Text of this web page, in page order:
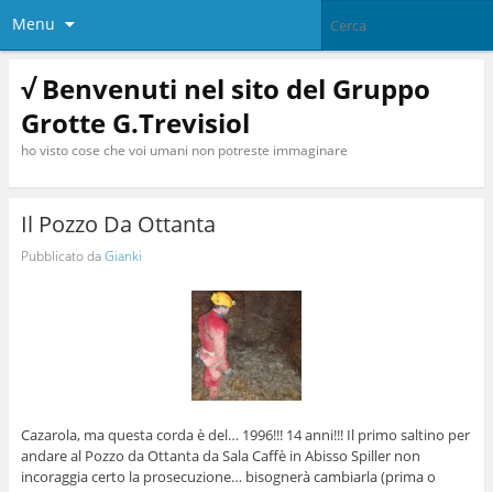
Menu
√ Benvenuti nel sito del Gruppo
Grotte G.Trevisiol
ho visto cose che voi umani non potreste immaginare
Il Pozzo Da Ottanta
Pubblicato daGianki
Cazarola, ma questa corda è del… 1996!!! 14 anni!!! Il primo saltino per
andare al Pozzo da Ottanta da Sala Caffè in Abisso Spiller non
incoraggia certo la prosecuzione… bisognerà cambiarla (prima o